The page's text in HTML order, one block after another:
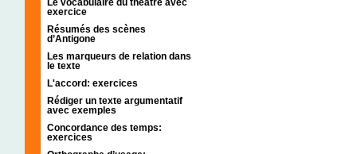
Le vocabulaire du théâtre avec
exercice
Résumés des scènes
d’Antigone
Les marqueurs de relation dans
le texte
L'accord: exercices
Rédiger un texte argumentatif
avec exemples
Concordance des temps:
exercices